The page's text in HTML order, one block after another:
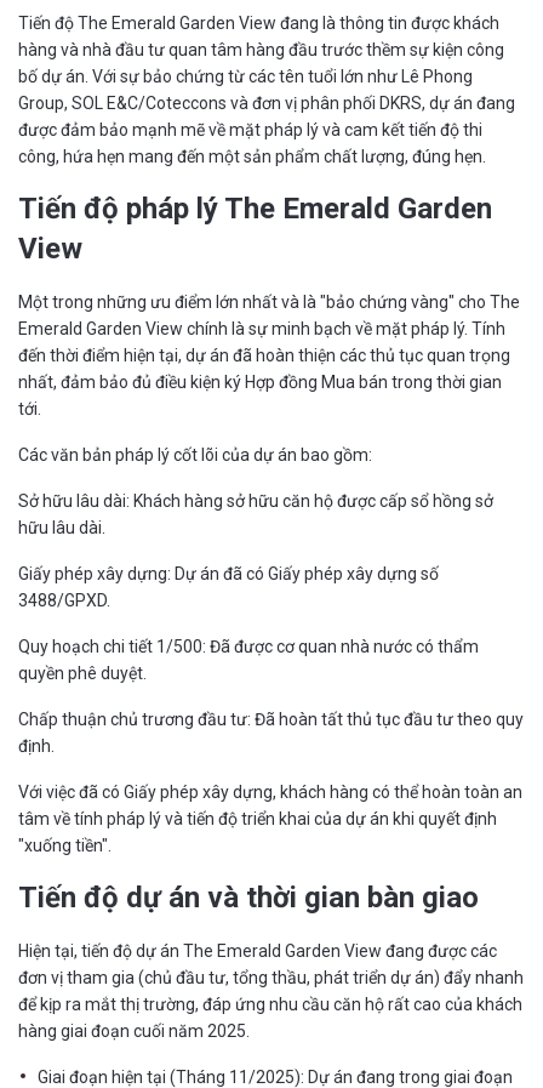
Tiến độ The Emerald Garden View đang là thông tin được khách
hàng và nhà đầu tư quan tâm hàng đầu trước thềm sự kiện công
bố dự án. Với sự bảo chứng từ các tên tuổi lớn như Lê Phong
Group, SOL E&C/Coteccons và đơn vị phân phối DKRS, dự án đang
được đảm bảo mạnh mẽ về mặt pháp lý và cam kết tiến độ thi
công, hứa hẹn mang đến một sản phẩm chất lượng, đúng hẹn.
Tiến độ pháp lý The Emerald Garden
View
Một trong những ưu điểm lớn nhất và là "bảo chứng vàng" cho The
Emerald Garden View chính là sự minh bạch về mặt pháp lý. Tính
đến thời điểm hiện tại, dự án đã hoàn thiện các thủ tục quan trọng
nhất, đảm bảo đủ điều kiện ký Hợp đồng Mua bán trong thời gian
tới.
Các văn bản pháp lý cốt lõi của dự án bao gồm:
Sở hữu lâu dài: Khách hàng sở hữu căn hộ được cấp sổ hồng sở
hữu lâu dài.
Giấy phép xây dựng: Dự án đã có Giấy phép xây dựng số
3488/GPXD.
Quy hoạch chi tiết 1/500: Đã được cơ quan nhà nước có thẩm
quyền phê duyệt.
Chấp thuận chủ trương đầu tư: Đã hoàn tất thủ tục đầu tư theo quy
định.
Với việc đã có Giấy phép xây dựng, khách hàng có thể hoàn toàn an
tâm về tính pháp lý và tiến độ triển khai của dự án khi quyết định
"xuống tiền".
Tiến độ dự án và thời gian bàn giao
Hiện tại, tiến độ dự án The Emerald Garden View đang được các
đơn vị tham gia (chủ đầu tư, tổng thầu, phát triển dự án) đẩy nhanh
để kịp ra mắt thị trường, đáp ứng nhu cầu căn hộ rất cao của khách
hàng giai đoạn cuối năm 2025.
Giai đoạn hiện tại (Tháng 11/2025): Dự án đang trong giai đoạn